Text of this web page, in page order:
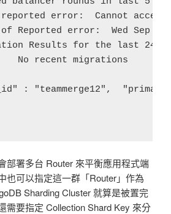
部署多台 Router 來平衡應用程式端
也可以指定這一群「Router」作為
Sharding Cluster 就算是被置完
需要指定 Collection Shard Key 來分